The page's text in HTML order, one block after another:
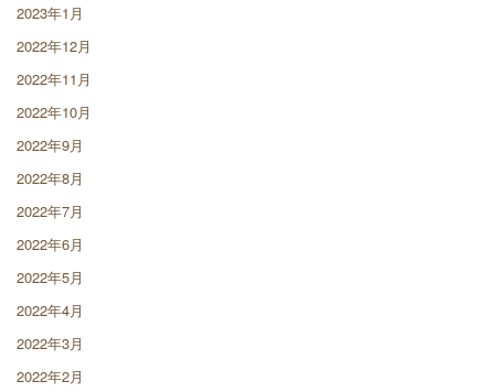
2023年1月
2022年12月
2022年11月
2022年10月
2022年9月
2022年8月
2022年7月
2022年6月
2022年5月
2022年4月
2022年3月
2022年2月